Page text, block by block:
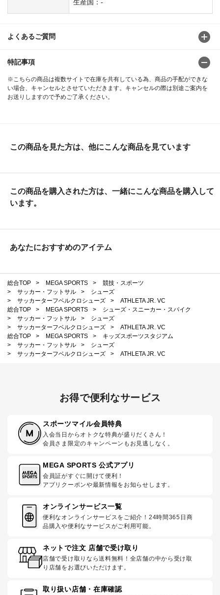
生産国：-
よくあるご質問
特記事項
※こちらの商品は複数サイトで在庫を共有している為、商品の手配ができな
い場合、キャンセルとさせていただきます。キャンセルの際は別途ご案内を
お送りしますので予めご了承ください。
この商品を見た方は、他にこんな商品を見ています
この商品を購入された方は、一緒にこんな商品を購入して
います。
あなたにおすすめのアイテム
総合TOP > MEGA SPORTS >
競技・スポーツ
>
サッカー・フットサル >
シューズ
>
サッカーターフベルクロシューズ >
ATHLETA JR. VC
総合TOP
> MEGA SPORTS >
シューズ・スニーカー・スパイク
>
サッカー・フットサル >
シューズ
>
サッカーターフベルクロシューズ >
ATHLETA JR. VC
総合TOP
> MEGA SPORTS >
キッズスポーツスタジアム
>
サッカー・フットサル >
シューズ
>
サッカーターフベルクロシューズ > ATHLETA JR. VC
お得で便利なサービス
スポーツマイル会員特典
入会当日からオトクな特典が盛りだくさん！
会員さま限定のキャンペーンもお見逃しなく。
MEGA SPORTS 公式アプリ
会員証がすぐに開けて便利！
アプリクーポンや最新情報をお知らせします。
オンラインサービス一覧
便利なオンラインサービスをご紹介！24時間365日商
品購入や便利なサービスがご利用可能。
ネットで注文 店舗で受け取り
店舗で受け取りなら送料無料！全店舗の中から受け取
り店舗をお選びいただけます。
取り扱い店舗・在庫確認